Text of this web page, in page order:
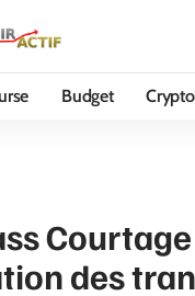
Budget
des